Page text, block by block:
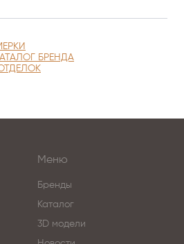
Antonovich Home в
БРЕНДА
Меню
Бренды
Каталог
3D модели